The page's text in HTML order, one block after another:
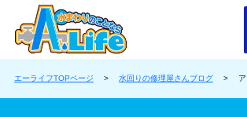
エーライフTOPページ > 水回りの修理屋さんブログ >